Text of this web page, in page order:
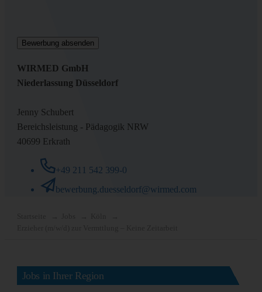
WIRMED GmbH
Niederlassung Düsseldorf
Jenny Schubert
Bereichsleistung - Pädagogik NRW
40699 Erkrath
+49 211 542 399-0
bewerbung.duesseldorf@wirmed.com
Jobs in Ihrer Region